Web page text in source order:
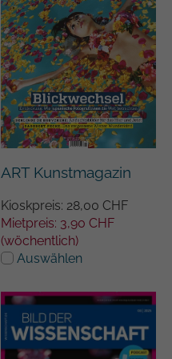
ART Kunstmagazin
Kioskpreis: 28,00 CHF
Mietpreis: 3,90 CHF
(wöchentlich)
Auswählen